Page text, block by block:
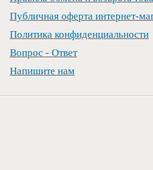
Публичная оферта интернет-
Политика конфиденциальности
Вопрос - Ответ
Напишите нам